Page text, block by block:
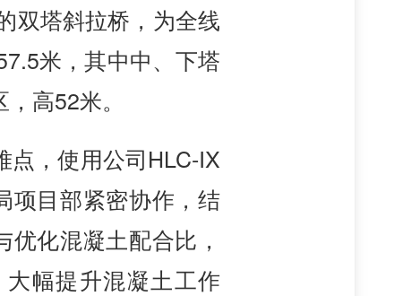
双塔斜拉桥，为全线
米，其中中、下塔
高52米。
点，使用公司HLC-IX
项目部紧密协作，结
化混凝土配合比，
幅提升混凝土工作